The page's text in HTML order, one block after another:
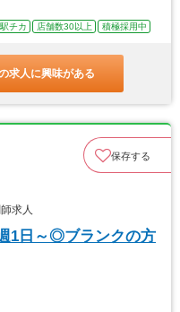
駅チカ 店舗数30以上 積極採用中
求人に興味がある
保存する
求人
1日～◎ブランクの方